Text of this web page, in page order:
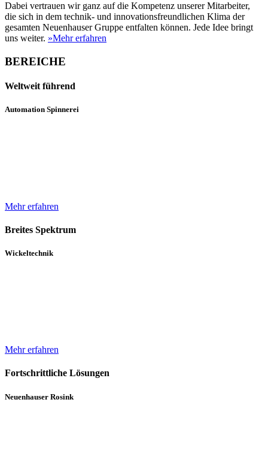
Dabei vertrauen wir ganz auf die Kompetenz unserer Mitarbeiter,
die sich in dem technik- und innovationsfreundlichen Klima der
gesamten Neuenhauser Gruppe entfalten können. Jede Idee bringt
uns weiter. »Mehr erfahren
BEREICHE
Weltweit führend
Automation Spinnerei
Mehr erfahren
Breites Spektrum
Wickeltechnik
Mehr erfahren
Fortschrittliche Lösungen
Neuenhauser Rosink